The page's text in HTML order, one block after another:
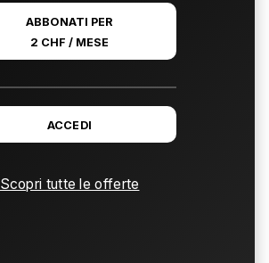
ABBONATI PER
2 CHF / MESE
ACCEDI
Scopri tutte le offerte